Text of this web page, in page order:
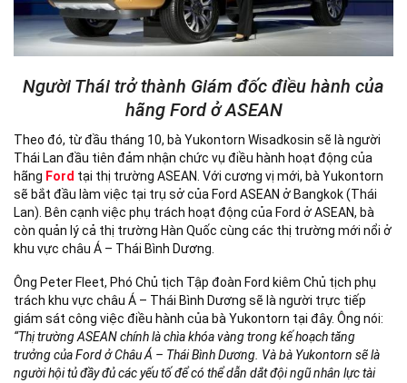
Người Thái trở thành Giám đốc điều hành của
hãng Ford ở ASEAN
Theo đó, từ đầu tháng 10, bà Yukontorn Wisadkosin sẽ là người
Thái Lan đầu tiên đảm nhận chức vụ điều hành hoạt động của
hãng Ford tại thị trường ASEAN. Với cương vị mới, bà Yukontorn
sẽ bắt đầu làm việc tại trụ sở của Ford ASEAN ở Bangkok (Thái
Lan). Bên cạnh việc phụ trách hoạt động của Ford ở ASEAN, bà
còn quản lý cả thị trường Hàn Quốc cùng các thị trường mới nổi ở
khu vực châu Á – Thái Bình Dương.
Ông Peter Fleet, Phó Chủ tịch Tập đoàn Ford kiêm Chủ tịch phụ
trách khu vực châu Á – Thái Bình Dương sẽ là người trực tiếp
giám sát công việc điều hành của bà Yukontorn tại đây. Ông nói:
“Thị trường ASEAN chính là chìa khóa vàng trong kế hoạch tăng
trưởng của Ford ở Châu Á – Thái Bình Dương. Và bà Yukontorn sẽ là
người hội tủ đầy đủ các yếu tố để có thể dẫn dắt đội ngũ nhân lực tài